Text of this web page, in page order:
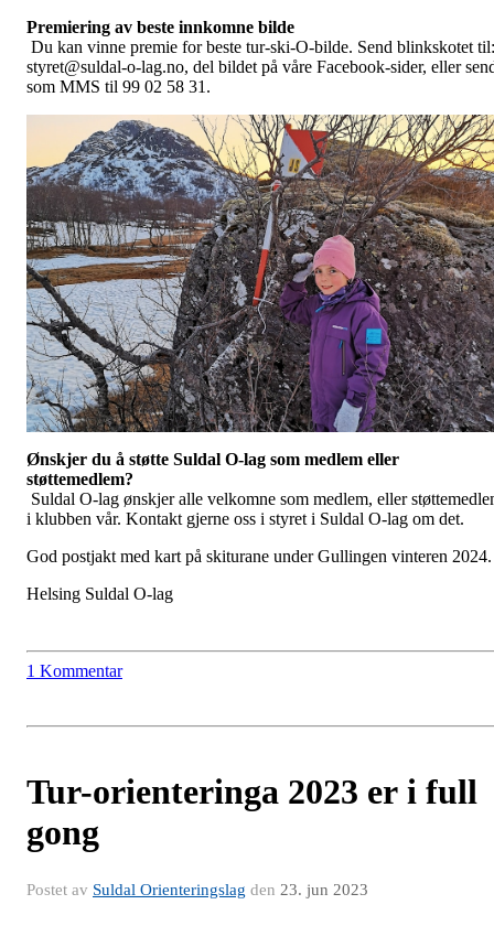
Premiering av beste innkomne bilde
Du kan vinne premie for beste tur-ski-O-bilde. Send blinkskotet til:
styret@suldal-o-lag.no, del bildet på våre Facebook-sider, eller
som MMS til 99 02 58 31.
Ønskjer du å støtte Suldal O-lag som medlem eller
støttemedlem?
Suldal O-lag ønskjer alle velkomne som medlem, eller
i klubben vår. Kontakt gjerne oss i styret i Suldal O-lag om det.
God postjakt med kart på skiturane under Gullingen vinteren 2024.
Helsing Suldal O-lag
1 Kommentar
Tur-orienteringa 2023 er i full
gong
Postet av Suldal Orienteringslag den 23. jun 2023